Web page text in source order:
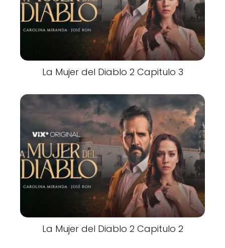
La Mujer del Diablo 2 Capitulo 3
La Mujer del Diablo 2 Capitulo 2